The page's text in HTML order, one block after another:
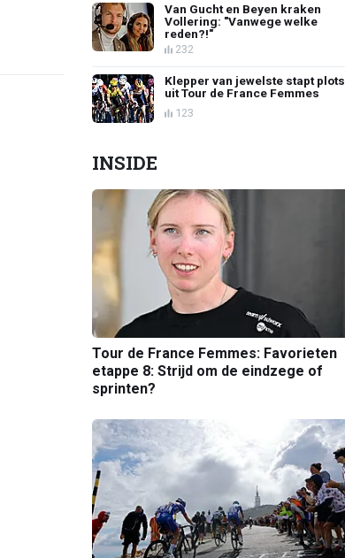
Van Gucht en Beyen kraken
Vollering: "Vanwege welke
reden?!"
232
Klepper van jewelste stapt plots
uit Tour de France Femmes
123
INSIDE
Tour de France Femmes: Favorieten
etappe 8: Strijd om de eindzege of
sprinten?